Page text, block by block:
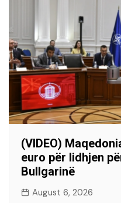
(VIDEO)
euro për lidhjen
Bullgarinë
August 6, 2026